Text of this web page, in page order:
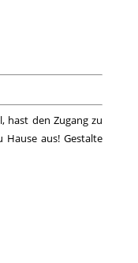
hast den Zugang zu
Hause aus! Gestalte